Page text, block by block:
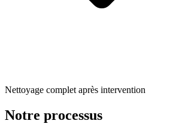
Nettoyage complet après intervention
Notre processus